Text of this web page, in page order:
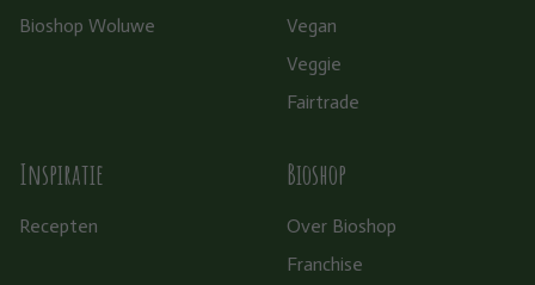
Bioshop Woluwe
Vegan
Veggie
Fairtrade
Inspiratie
Recepten
Bioshop
Over Bioshop
Franchise